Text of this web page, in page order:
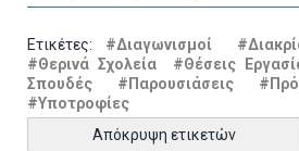
Ετικέτες: #Διαγωνισμοί
#Θερινά Σχολεία
#Θέσεις
Σπουδές
#Παρουσιάσεις
#Υποτροφίες
Απόκρυψη ετικετών